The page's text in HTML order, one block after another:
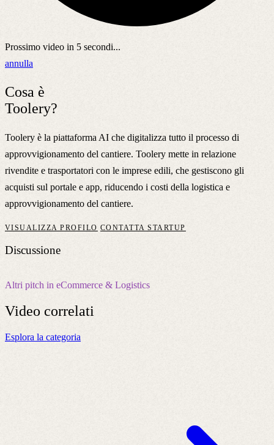
Prossimo video in 5 secondi...
annulla
Cosa è
Toolery?
Toolery è la piattaforma AI che digitalizza tutto il processo di
approvvigionamento del cantiere. Toolery mette in relazione
rivendite e trasportatori con le imprese edili, che gestiscono gli
acquisti sul portale e app, riducendo i costi della logistica e
approvvigionamento del cantiere.
VISUALIZZA PROFILO CONTATTA STARTUP
Discussione
Altri pitch in eCommerce & Logistics
Video correlati
Esplora la categoria